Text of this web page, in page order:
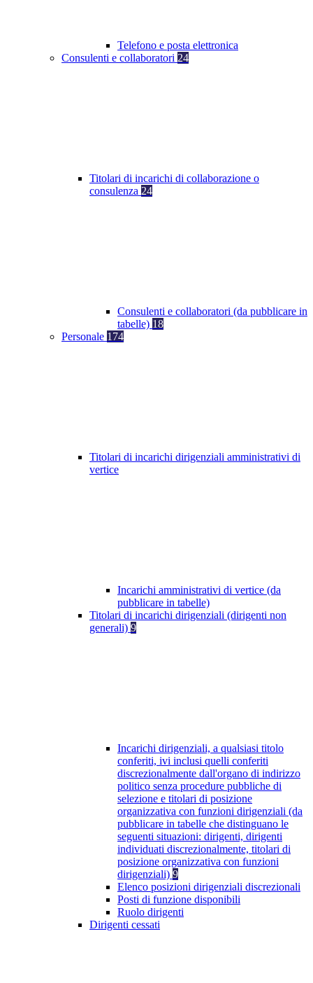
Telefono e posta elettronica
Consulenti e collaboratori 24
Titolari di incarichi di collaborazione o
consulenza 24
Consulenti e collaboratori (da pubblicare in
tabelle) 18
Personale 174
Titolari di incarichi dirigenziali amministrativi di
vertice
Incarichi amministrativi di vertice (da
pubblicare in tabelle)
Titolari di incarichi dirigenziali (dirigenti non
generali) 9
Incarichi dirigenziali, a qualsiasi titolo
conferiti, ivi inclusi quelli conferiti
discrezionalmente dall'organo di indirizzo
politico senza procedure pubbliche di
selezione e titolari di posizione
organizzativa con funzioni dirigenziali (da
pubblicare in tabelle che distinguano le
seguenti situazioni: dirigenti, dirigenti
individuati discrezionalmente, titolari di
posizione organizzativa con funzioni
dirigenziali) 9
Elenco posizioni dirigenziali discrezionali
Posti di funzione disponibili
Ruolo dirigenti
Dirigenti cessati